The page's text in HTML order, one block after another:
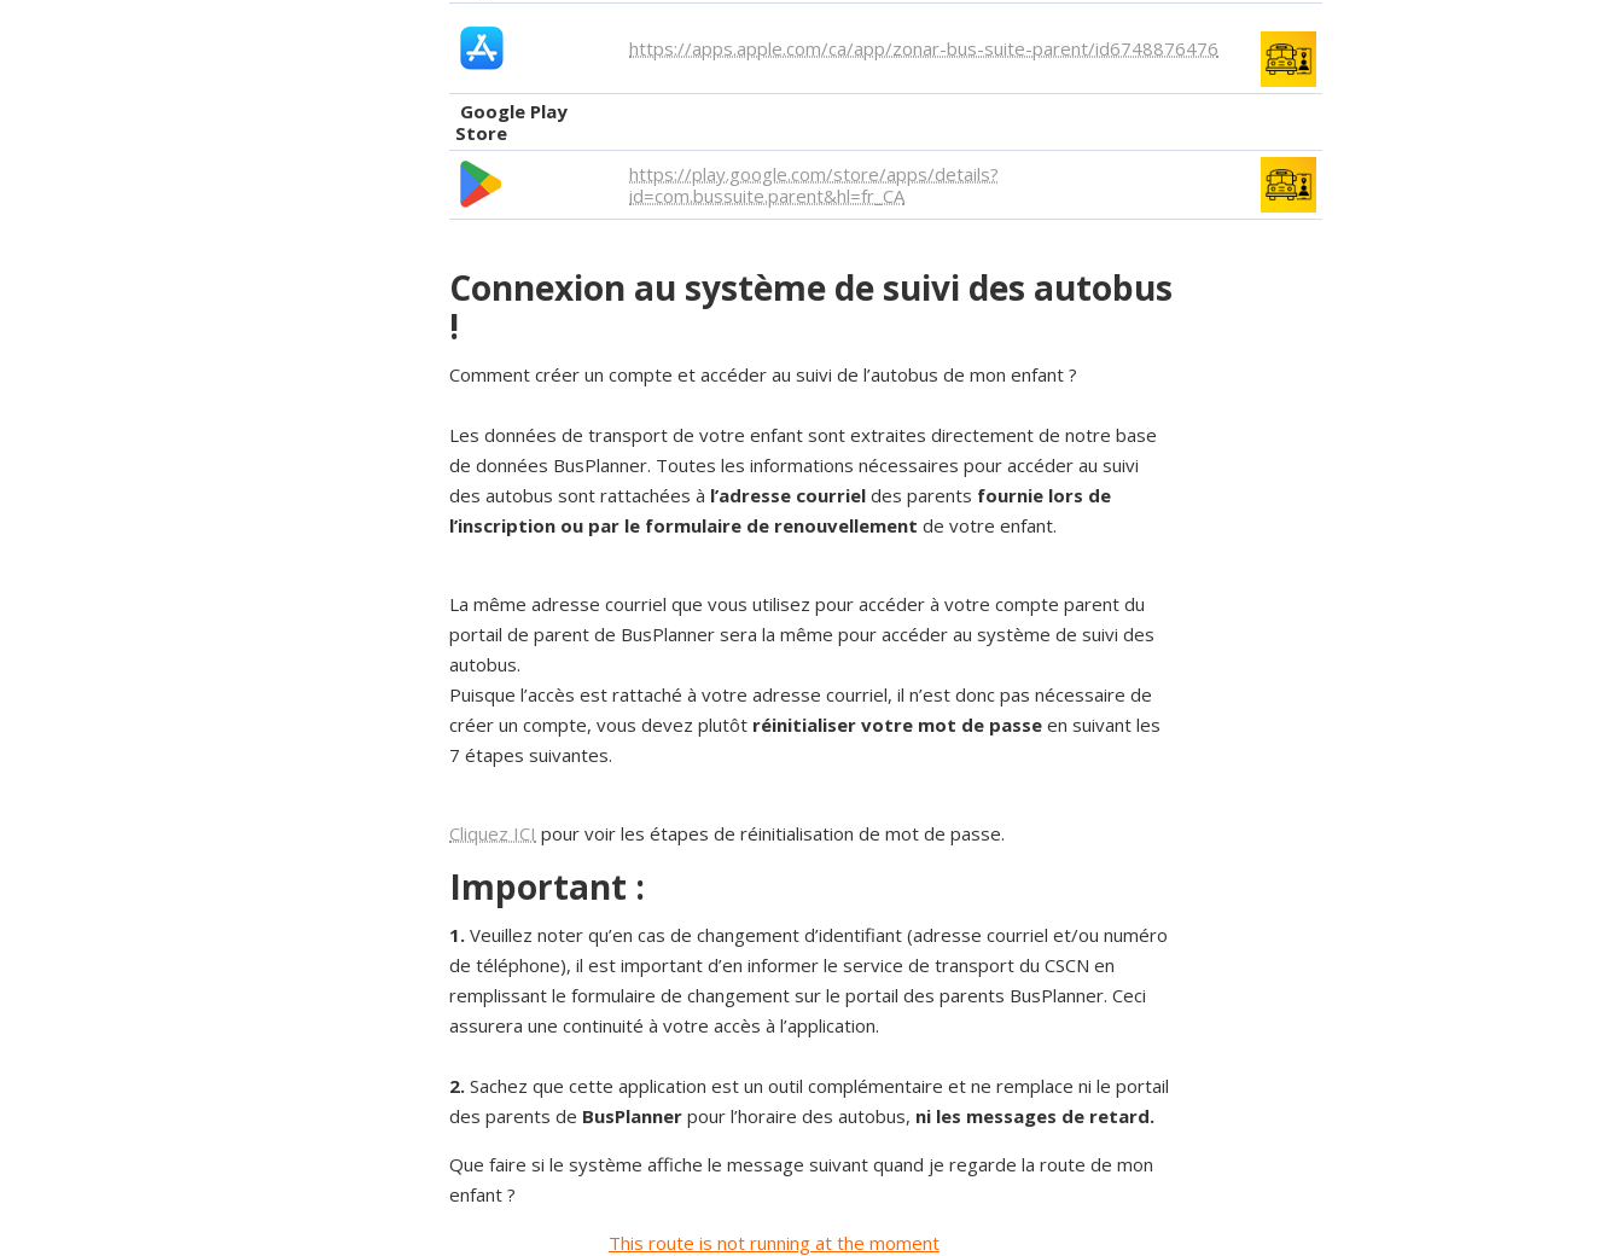
https://apps.apple.com/ca/app/zonar-bus-suite-parent/id6748876476
Google Play
Store
https://play.google.com/store/apps/details?
id=com.bussuite.parent&hl=fr_CA
Connexion au système de suivi des autobus
!
Comment créer un compte et accéder au suivi de l’autobus de mon enfant ?
Les données de transport de votre enfant sont extraites directement de notre base
de données BusPlanner. Toutes les informations nécessaires pour accéder au suivi
des autobus sont rattachées à l’adresse courriel des parents fournie lors de
l’inscription ou par le formulaire de renouvellement de votre enfant.
La même adresse courriel que vous utilisez pour accéder à votre compte parent du
portail de parent de BusPlanner sera la même pour accéder au système de suivi des
autobus.
Puisque l’accès est rattaché à votre adresse courriel, il n’est donc pas nécessaire de
créer un compte, vous devez plutôt réinitialiser votre mot de passe en suivant les
7 étapes suivantes.
Cliquez ICI pour voir les étapes de réinitialisation de mot de passe.
Important :
1. Veuillez noter qu’en cas de changement d’identifiant (adresse courriel et/ou numéro
de téléphone), il est important d’en informer le service de transport du CSCN en
remplissant le formulaire de changement sur le portail des parents BusPlanner. Ceci
assurera une continuité à votre accès à l’application.
2. Sachez que cette application est un outil complémentaire et ne remplace ni le portail
des parents de BusPlanner pour l’horaire des autobus, ni les messages de retard.
Que faire si le système affiche le message suivant quand je regarde la route de mon
enfant ?
This route is not running at the moment